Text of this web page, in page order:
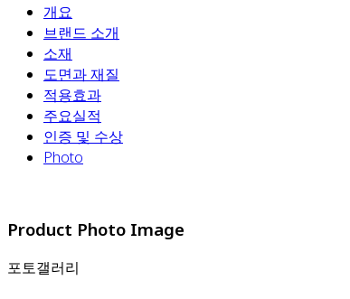
개요
브랜드 소개
소재
도면과 재질
적용효과
주요실적
인증 및 수상
Photo
Product Photo Image
포토갤러리